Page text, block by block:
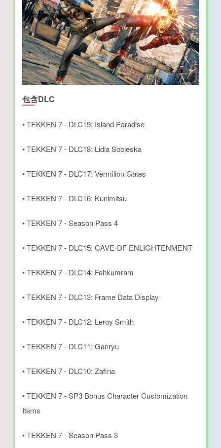
包含DLC
• TEKKEN 7 - DLC19: Island Paradise
• TEKKEN 7 - DLC18: Lidia Sobieska
• TEKKEN 7 - DLC17: Vermilion Gates
• TEKKEN 7 - DLC16: Kunimitsu
• TEKKEN 7 - Season Pass 4
• TEKKEN 7 - DLC15: CAVE OF ENLIGHTENMENT
• TEKKEN 7 - DLC14: Fahkumram
• TEKKEN 7 - DLC13: Frame Data Display
• TEKKEN 7 - DLC12: Leroy Smith
• TEKKEN 7 - DLC11: Ganryu
• TEKKEN 7 - DLC10: Zafina
• TEKKEN 7 - SP3 Bonus Character Customization
Items
• TEKKEN 7 - Season Pass 3